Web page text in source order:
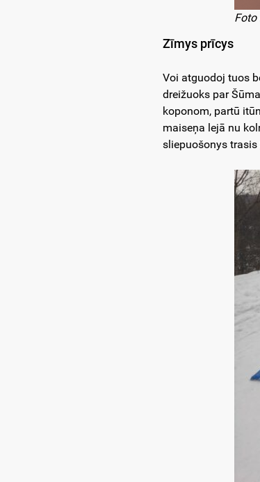
Foto
Zīmys prīcys
Voi atguodoj tuos
dreižuoks par
koponom, partū
maiseņa lejā nu
sliepuošonys trasis